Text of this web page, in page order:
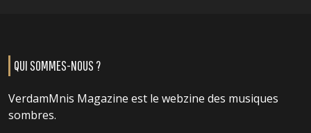
QUI SOMMES-NOUS ?
VerdamMnis Magazine est le webzine des musiques
sombres.